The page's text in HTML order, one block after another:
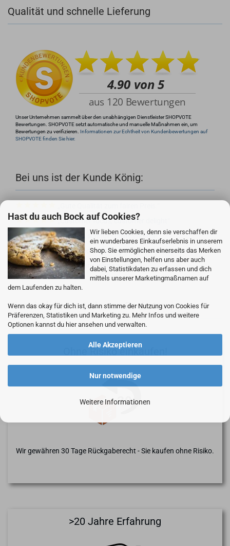
Hast du auch Bock auf Cookies?
Wir lieben Cookies, denn sie verschaffen dir
ein wunderbares Einkaufserlebnis in unserem
Shop. Sie ermöglichen einerseits das Merken
von Einstellungen, helfen uns aber auch
dabei, Statistikdaten zu erfassen und dich
mittels unserer Marketingmaßnamen auf
dem Laufenden zu halten.
Wenn das okay für dich ist, dann stimme der Nutzung von Cookies für
Präferenzen, Statistiken und Marketing zu. Mehr Infos und weitere
Optionen kannst du hier ansehen und verwalten.
Alle Akzeptieren
Nur notwendige
Weitere Informationen
+49 (0)4281 50 79 78 2
info@rocketronics.de
Qualität und schnelle Lieferung
Unser Unternehmen sammelt über den unabhängigen Dienstleister SHOPVOTE
Bewertungen. SHOPVOTE setzt automatische und manuelle Maßnahmen ein, um
Bewertungen zu verifizieren. Informationen zur Echtheit von Kundenbewertungen auf
SHOPVOTE finden Sie hier.
Bei uns ist der Kunde König:
Customer focus, customer delight
Einfach, schnell - professionell!
Ware und Lieferung wie gewohnt klasse.
Gute Ware, gerne wieder.
Hier sind die Vorteile von Rocketronics
Ohne Risiko einkaufen!
Wir gewähren 30 Tage Rückgaberecht - Sie kaufen ohne Risiko.
>20 Jahre Erfahrung